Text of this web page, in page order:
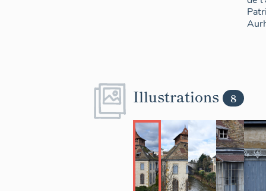
Illustrations 8